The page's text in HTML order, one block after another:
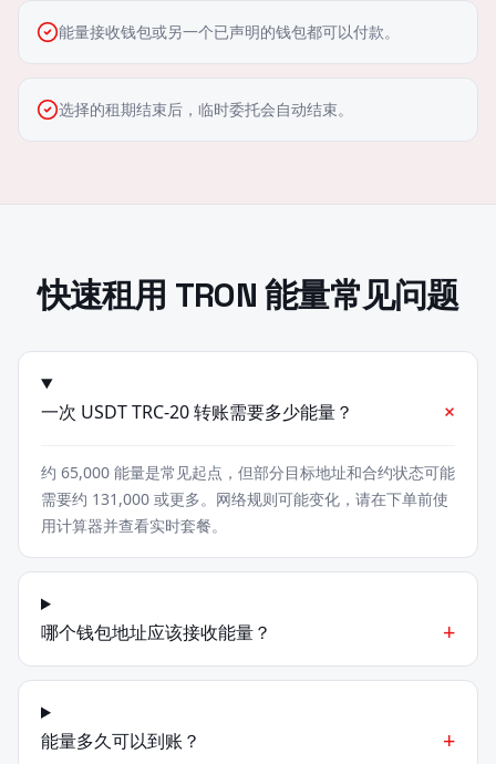
能量接收钱包或另一个已声明的钱包都可以付款。
选择的租期结束后，临时委托会自动结束。
快速租用 TRON 能量常见问题
一次 USDT TRC-20 转账需要多少能量？ +
约 65,000 能量是常见起点，但部分目标地址和合约状态可能
需要约 131,000 或更多。网络规则可能变化，请在下单前使
用计算器并查看实时套餐。
哪个钱包地址应该接收能量？ +
能量多久可以到账？ +